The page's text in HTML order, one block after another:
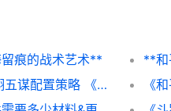
痕的战术艺术**
《三国志·战略版》争洛阳贾诩五谋配置策略 《三国志·战略版》年度版本更新
《